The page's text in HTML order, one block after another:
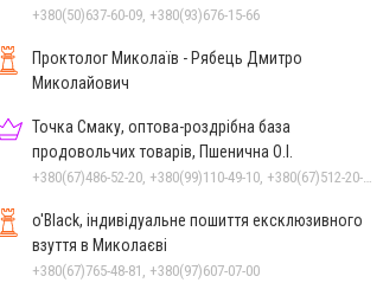
+380(50)637-60-09, +380(93)676-15-66
Проктолог Миколаїв - Рябець Дмитро
Миколайович
Точка Смаку, оптова-роздрібна база
продовольчих товарів, Пшенична О.І.
o'Black, індивідуальне пошиття ексклюзивного
взуття в Миколаєві
+380(67)765-48-81, +380(97)607-07-00